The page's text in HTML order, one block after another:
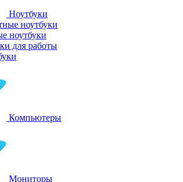
Ноутбуки
ноутбуки
ноутбуки
для работы
Компьютеры
Мониторы